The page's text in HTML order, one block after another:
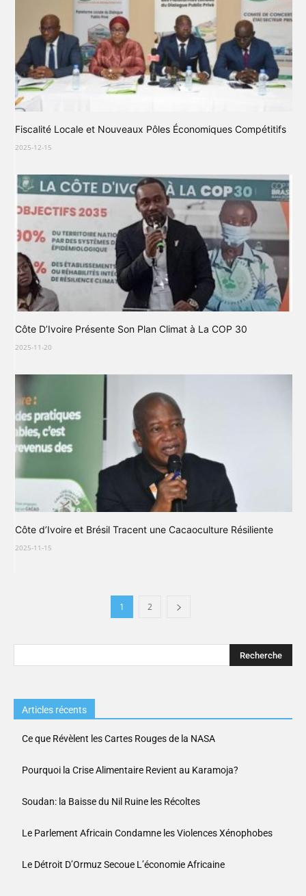
Fiscalité Locale et Nouveaux Pôles Économiques Compétitifs
2025-12-15
Côte D’Ivoire Présente Son Plan Climat à La COP 30
2025-11-20
Côte d’Ivoire et Brésil Tracent une Cacaoculture Résiliente
2025-11-15
1 2
Articles récents
Ce que Révèlent les Cartes Rouges de la NASA
Pourquoi la Crise Alimentaire Revient au Karamoja?
Soudan: la Baisse du Nil Ruine les Récoltes
Le Parlement Africain Condamne les Violences Xénophobes
Le Détroit D’Ormuz Secoue L’économie Africaine